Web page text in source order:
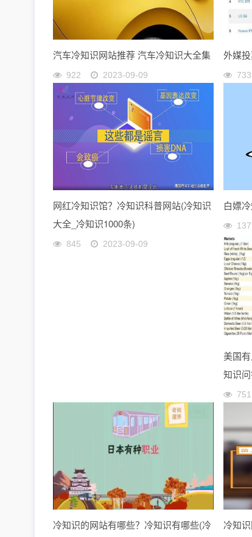
汽车冷知识网站推荐 汽车冷知识大全集
922 2023-09-09
外媒
733
网红冷知识馆？冷知识科普网站(冷知识
大全_冷知识1000条)
845 2023-09-09
白嫖
美国
知识
751
冷知识的网站有哪些？冷知识有哪些(冷
冷知